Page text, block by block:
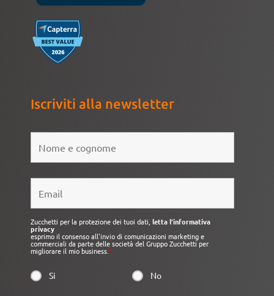
Iscriviti alla newsletter
Zucchetti per la protezione dei tuoi dati, letta l'informativa
privacy
esprimo il consenso all'invio di comunicazioni marketing e
commerciali da parte delle società del Gruppo Zucchetti per
migliorare il mio business.*
Si No